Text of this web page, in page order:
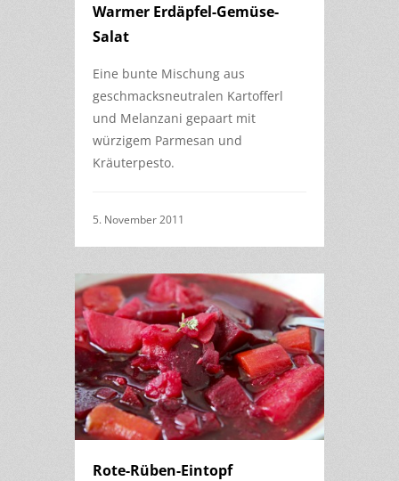
Warmer Erdäpfel-Gemüse-
Salat
Eine bunte Mischung aus
geschmacksneutralen Kartofferl
und Melanzani gepaart mit
würzigem Parmesan und
Kräuterpesto.
5. November 2011
Rote-Rüben-Eintopf